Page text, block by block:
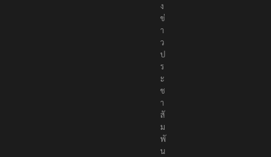
ง
ข่
า
ว
ป
ร
ะ
ช
า
สั
ม
พั
น